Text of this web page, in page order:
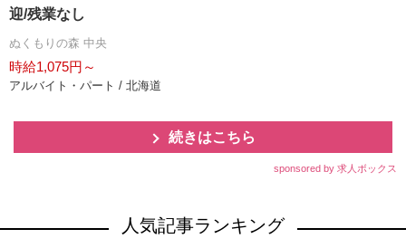
迎/残業なし
ぬくもりの森 中央
時給1,075円～
アルバイト・パート / 北海道
続きはこちら
sponsored by 求人ボックス
人気記事ランキング